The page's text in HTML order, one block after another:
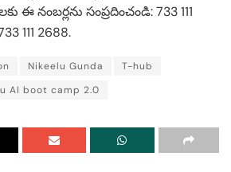
ఈ నంబర్లను సంప్రదించండి: 733 111
111 2688.
Nikeelu Gunda
T-hub
AI boot camp 2.0